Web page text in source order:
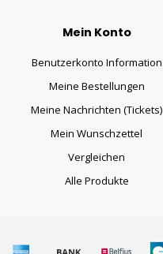
Mein Konto
Benutzerkonto Information
Meine Bestellungen
Meine Nachrichten (Tickets)
Mein Wunschzettel
Vergleichen
Alle Produkte